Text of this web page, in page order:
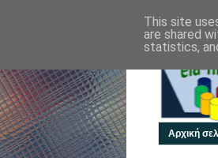
Αρχική
This site
are shared
statistics,